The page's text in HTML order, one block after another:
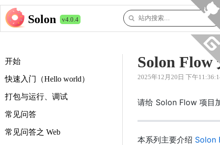
Solon v4.0.4
开始
快速入门（Hello world）
打包与运行、调试
常见问答
常见问答之 Web
Solon Flow
2025年12月20日 下午
请给 Solon Flow 项目
本系列主要介绍 Solon